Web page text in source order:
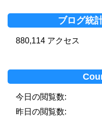
ブログ統
880,114 アクセス
今日の閲覧数:
昨日の閲覧数: